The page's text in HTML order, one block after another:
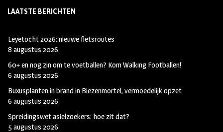
LAATSTE BERICHTEN
Leyetocht 2026: nieuwe fietsroutes
8 augustus 2026
60+ en nog zin om te voetballen? Kom Walking Footballen!
6 augustus 2026
Buxusplanten in brand in Biezenmortel, vermoedelijk opzet
6 augustus 2026
Spreidingswet asielzoekers: hoe zit dat?
5 augustus 2026